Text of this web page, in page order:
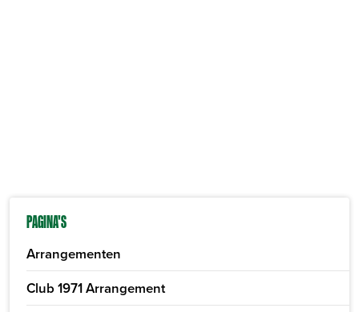
PAGINA'S
Arrangementen
Club 1971 Arrangement